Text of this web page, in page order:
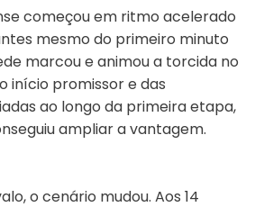
começou em ritmo acelerado
mesmo do primeiro minuto
marcou e animou a torcida no
início promissor e das
ao longo da primeira etapa,
ampliar a vantagem.
o cenário mudou. Aos 14